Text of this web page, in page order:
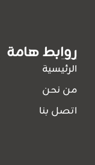
روابط هامة
الرئيسية
من نحن
اتصل بنا